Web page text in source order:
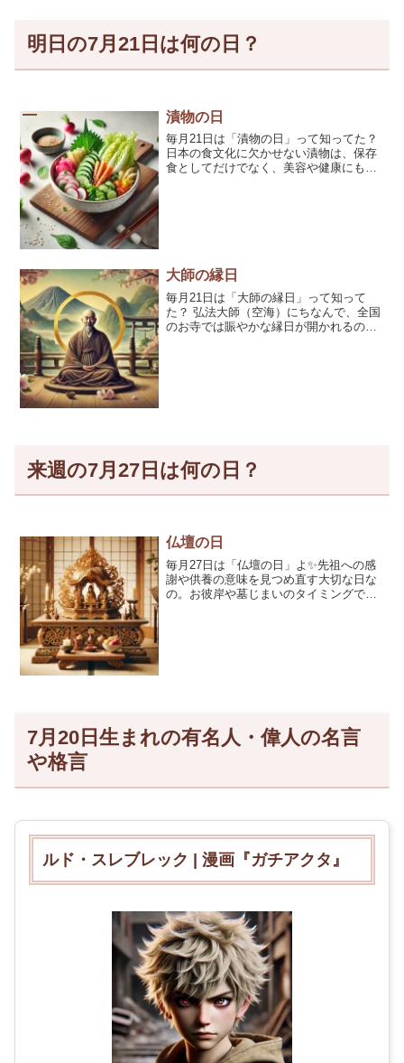
明日の7月21日は何の日？
漬物の日
毎月21日は「漬物の日」って知ってた？
日本の食文化に欠かせない漬物は、保存
食としてだけでなく、美容や健康にも良
大師の縁日
毎月21日は「大師の縁日」って知って
た？ 弘法大師（空海）にちなんで、全国
のお寺では賑やかな縁日が開かれるのよ
来週の7月27日は何の日？
仏壇の日
毎月27日は「仏壇の日」よ✨先祖への感
謝や供養の意味を見つめ直す大切な日な
の。お彼岸や墓じまいのタイミングで、
7月20日生まれの有名人・偉人の名言
や格言
ルド・スレブレック | 漫画『ガチアクタ』